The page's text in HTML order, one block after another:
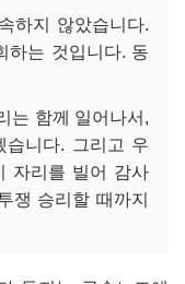
하지 않았습니다.
하는 것입니다. 동
는 함께 일어나서,
습니다. 그리고 우
자리를 빌어 감사
쟁 승리할 때까지